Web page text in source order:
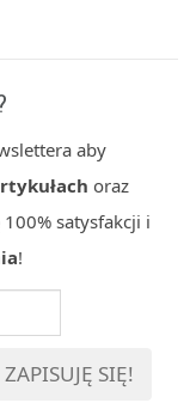
aby
oraz
satysfakcji i
!